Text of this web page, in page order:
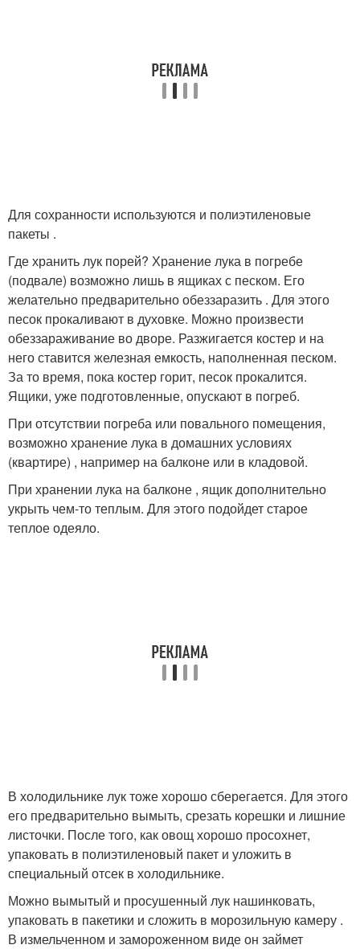
Для сохранности используются и полиэтиленовые
пакеты .
Где хранить лук порей? Хранение лука в погребе
(подвале) возможно лишь в ящиках с песком. Его
желательно предварительно обеззаразить . Для этого
песок прокаливают в духовке. Можно произвести
обеззараживание во дворе. Разжигается костер и на
него ставится железная емкость, наполненная песком.
За то время, пока костер горит, песок прокалится.
Ящики, уже подготовленные, опускают в погреб.
При отсутствии погреба или повального помещения,
возможно хранение лука в домашних условиях
(квартире) , например на балконе или в кладовой.
При хранении лука на балконе , ящик дополнительно
укрыть чем-то теплым. Для этого подойдет старое
теплое одеяло.
В холодильнике лук тоже хорошо сберегается. Для этого
его предварительно вымыть, срезать корешки и лишние
листочки. После того, как овощ хорошо просохнет,
упаковать в полиэтиленовый пакет и уложить в
специальный отсек в холодильнике.
Можно вымытый и просушенный лук нашинковать,
упаковать в пакетики и сложить в морозильную камеру .
В измельченном и замороженном виде он займет